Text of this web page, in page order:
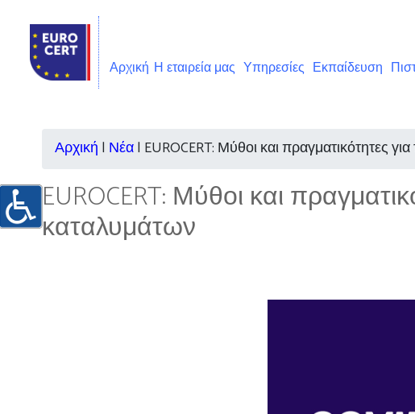
Αρχική Η εταιρεία μας Υπηρεσίες Εκπαίδευση
Αρχική | Νέα| EUROCERT: Μύθοι και πραγματικότητες
EUROCERT: Μύθοι και
καταλυμάτων